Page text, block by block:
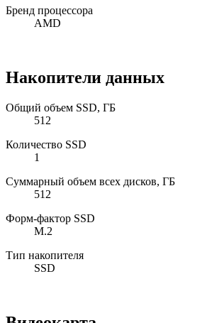
Бренд процессора
AMD
Накопители данных
Общий объем SSD, ГБ
512
Количество SSD
1
Суммарный объем всех дисков, ГБ
512
Форм-фактор SSD
M.2
Тип накопителя
SSD